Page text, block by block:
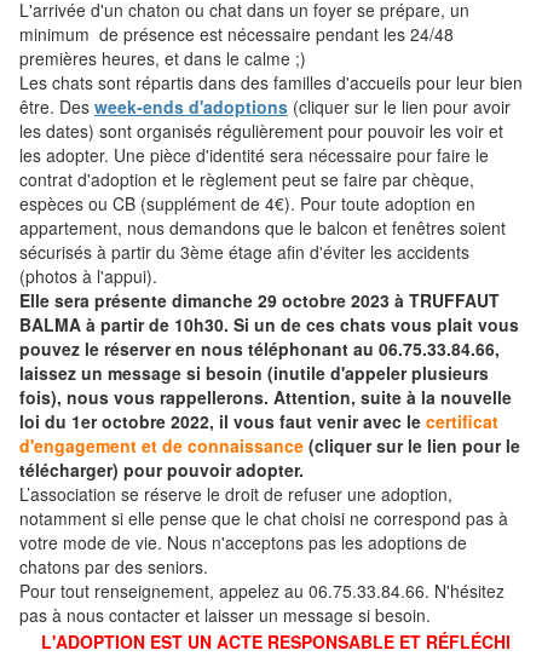
L'arrivée d'un chaton ou chat dans un foyer se prépare, un
minimum de présence est nécessaire pendant les 24/48
premières heures, et dans le calme ;)
Les chats sont répartis dans des familles d'accueils pour leur bien
être. Des week-ends d'adoptions (cliquer sur le lien pour avoir
les dates) sont organisés régulièrement pour pouvoir les voir et
les adopter. Une pièce d'identité sera nécessaire pour faire le
contrat d'adoption et le règlement peut se faire par chèque,
espèces ou CB (supplément de 4€). Pour toute adoption en
appartement, nous demandons que le balcon et fenêtres soient
sécurisés à partir du 3ème étage afin d'éviter les accidents
(photos à l'appui).
Elle sera présente dimanche 29 octobre 2023 à TRUFFAUT
BALMA à partir de 10h30. Si un de ces chats vous plait vous
pouvez le réserver en nous téléphonant au 06.75.33.84.66,
laissez un message si besoin (inutile d'appeler plusieurs
fois), nous vous rappellerons. Attention, suite à la nouvelle
loi du 1er octobre 2022, il vous faut venir avec le certificat
d'engagement et de connaissance (cliquer sur le lien pour le
télécharger) pour pouvoir adopter.
L’association se réserve le droit de refuser une adoption,
notamment si elle pense que le chat choisi ne correspond pas à
votre mode de vie. Nous n'acceptons pas les adoptions de
chatons par des seniors.
Pour tout renseignement, appelez au 06.75.33.84.66. N'hésitez
pas à nous contacter et laisser un message si besoin.
L'ADOPTION EST UN ACTE RESPONSABLE ET RÉFLÉCHI